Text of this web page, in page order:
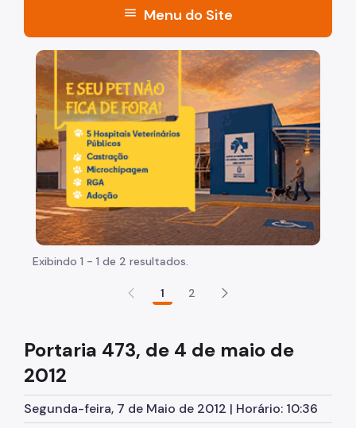
menu Menu do Site
Organização
Histórico
Legislação
Leis
Decretos
Portarias
Atas do Comitê
Imagem de um cachorro caramelo e uma gata rajada,
Exibindo 1 - 1 de 2 resultados.
1 2
Portaria 473, de 4 de maio de
2012
Segunda-feira, 7 de Maio de 2012 | Horário: 10:36